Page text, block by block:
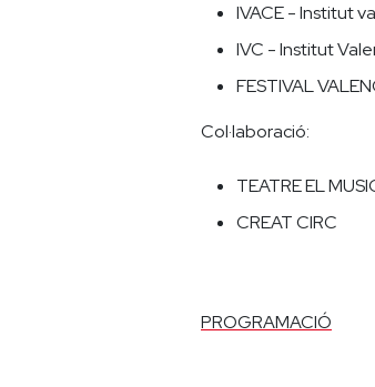
IVACE - Institut
IVC - Institut
FESTIVAL
Col·laboració:
TEATRE EL
CREAT CIRC
PROGRAMACIÓ